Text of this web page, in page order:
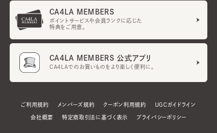
CA4LA MEMBERS
ポイントサービスや会員ランクに応じた
特典をご用意。
CA4LA MEMBERS 公式アプリ
CA4LAでのお買いものをより楽しく便利に。
ご利用規約 メンバーズ規約 クーポン利用規約 UGCガイドライン
会社概要 特定商取引法に基づく表示 プライバシーポリシー